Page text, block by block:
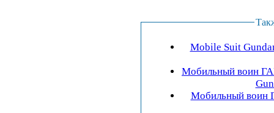
Mobile Suit
Мобильный воин
Мобильный воин